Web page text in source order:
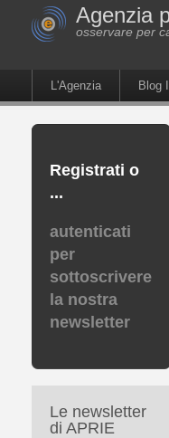
Agenzia
osservare per
L'Agenzia Blog
Registrati o
...
autenticati
per
sottoscrivere
la nostra
newsletter
Le newsletter
di APRIE